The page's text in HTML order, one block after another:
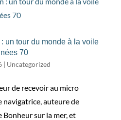
un tour du monde à la voile
70
| Uncategorized
de recevoir au micro
navigatrice, auteure de
sur la mer, et